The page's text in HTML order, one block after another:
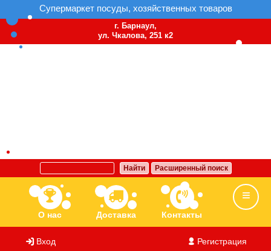
Супермаркет посуды, хозяйственных товаров
г. Барнаул,
ул. Чкалова, 251 к2
Найти Расширенный поиск
О нас Доставка Контакты
Вход Регистрация